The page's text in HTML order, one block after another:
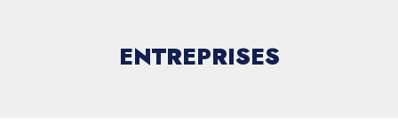
ENTREPRISES